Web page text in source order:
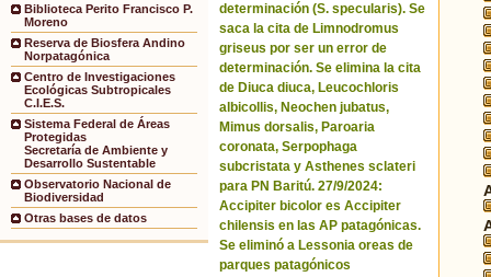
Biblioteca Perito Francisco P.
Moreno
Reserva de Biosfera Andino
Norpatagónica
Centro de Investigaciones
Ecológicas Subtropicales
C.I.E.S.
Sistema Federal de Áreas
Protegidas
Secretaría de Ambiente y
Desarrollo Sustentable
Observatorio Nacional de
Biodiversidad
Otras bases de datos
determinación (S. specularis). Se
saca la cita de Limnodromus
griseus por ser un error de
determinación. Se elimina la cita
de Diuca diuca, Leucochloris
albicollis, Neochen jubatus,
Mimus dorsalis, Paroaria
coronata, Serpophaga
subcristata y Asthenes sclateri
para PN Baritú. 27/9/2024:
Accipiter bicolor es Accipiter
chilensis en las AP patagónicas.
Se eliminó a Lessonia oreas de
parques patagónicos